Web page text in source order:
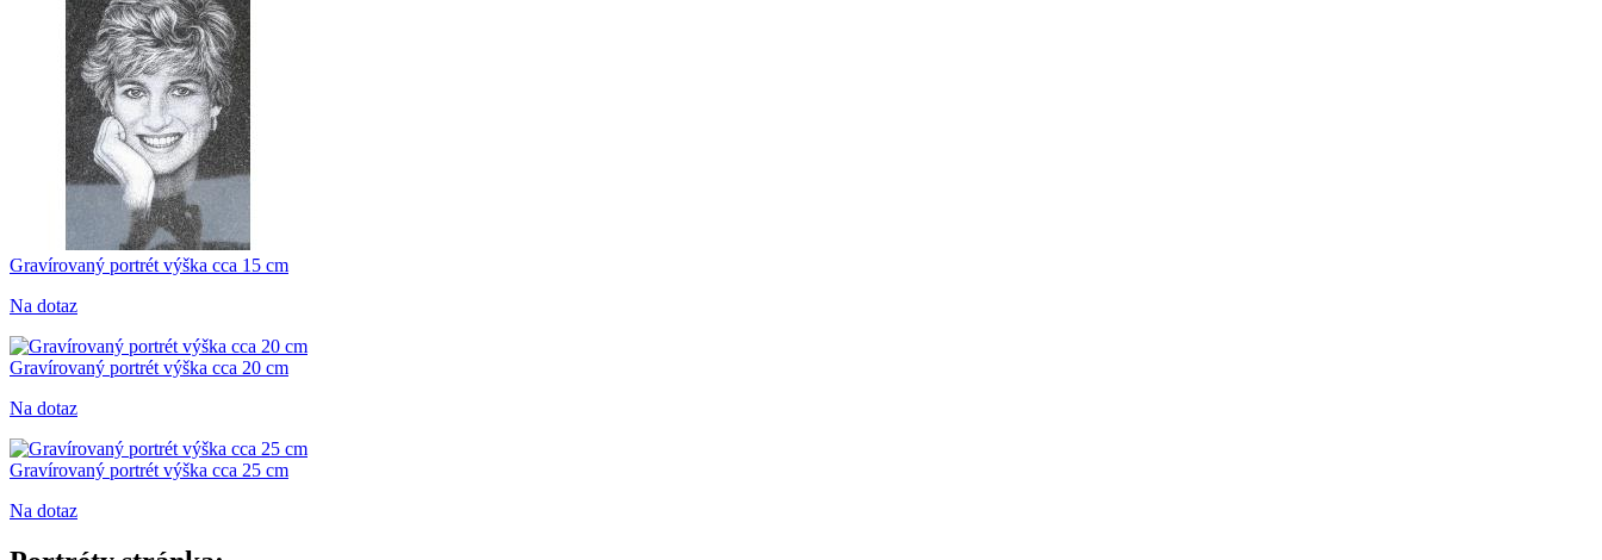
Gravírovaný portrét výška cca 15 cm
Na dotaz
Gravírovaný portrét výška cca 20 cm
Na dotaz
Gravírovaný portrét výška cca 25 cm
Na dotaz